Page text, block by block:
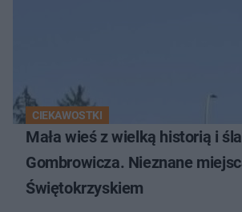
CIEKAWOSTKI
Mała wieś z wielką historią i
Gombrowicza. Nieznane
Świętokrzyskiem